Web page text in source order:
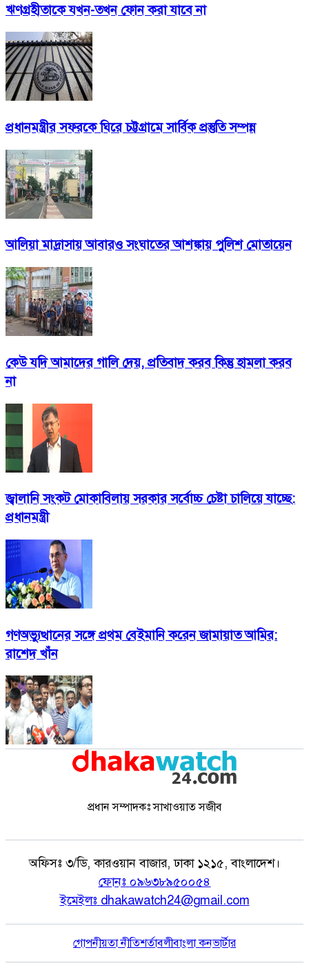
ঋণগ্রহীতাকে যখন-তখন ফোন করা যাবে না
প্রধানমন্ত্রীর সফরকে ঘিরে চট্টগ্রামে সার্বিক প্রস্তুতি সম্পন্ন
আলিয়া মাদ্রাসায় আবারও সংঘাতের আশঙ্কায় পুলিশ মোতায়েন
কেউ যদি আমাদের গালি দেয়, প্রতিবাদ করব কিন্তু হামলা করব
না
জ্বালানি সংকট মোকাবিলায় সরকার সর্বোচ্চ চেষ্টা চালিয়ে যাচ্ছে:
প্রধানমন্ত্রী
গণঅভ্যুত্থানের সঙ্গে প্রথম বেইমানি করেন জামায়াত আমির:
রাশেদ খাঁন
প্রধান সম্পাদকঃ সাখাওয়াত সজীব
অফিসঃ ৩/ডি, কারওয়ান বাজার, ঢাকা ১২১৫, বাংলাদেশ।
ফোনঃ ০৯৬৩৮৯৫০০৫৪
ইমেইলঃ dhakawatch24@gmail.com
গোপনীয়তা নীতিশর্তাবলীবাংলা কনভার্টার